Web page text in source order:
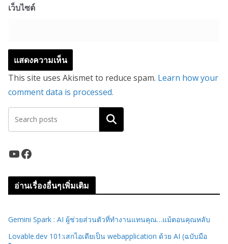
เว็บไซต์
This site uses Akismet to reduce spam. Learn how your
comment data is processed.
ค้นหา
YouTube Facebook
อ่านเรื่องอื่นๆเพิ่มเติม
Gemini Spark : AI ผู้ช่วยส่วนตัวที่ทำงานแทนคุณ…แม้ตอนคุณหลับ
Lovable.dev 101:เสกไอเดียเป็น webapplication ด้วย AI (ฉบับมือ